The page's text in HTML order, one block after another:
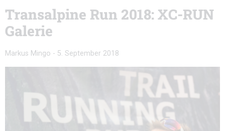
Transalpine Run 2018: XC-RUN
Galerie
Markus Mingo - 5. September 2018